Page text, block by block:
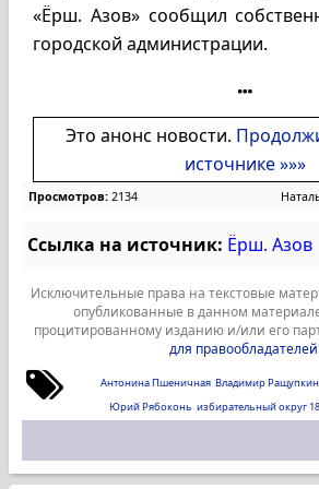
«Ёрш. Азов» сообщил
городской администрации.
Это анонс новости.
источнике »»»
Просмотров: 2134
Ссылка на источник: Ёрш. Азов
Исключительные права на текстовые
опубликованные в данном
процитированному изданию и/или его
для правообладателей
Антонина Пшеничная Владимир Ращупкин
Юрий Рябоконь избирательный округ 18